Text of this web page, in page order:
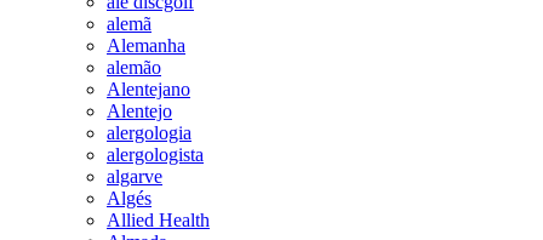
alemã
Alemanha
alemão
Alentejano
Alentejo
alergologia
alergologista
algarve
Algés
Allied Health